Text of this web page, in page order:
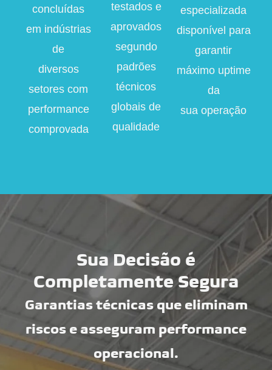
concluídas
em indústrias
de
diversos
setores com
performance
comprovada
testados e
aprovados
segundo
padrões
técnicos
globais de
qualidade
especializada
disponível para
garantir
máximo uptime
da
sua operação
Sua Decisão é
Completamente Segura
Garantias técnicas que eliminam
riscos e asseguram performance
operacional.